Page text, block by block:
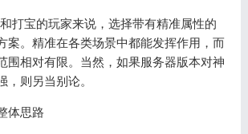
宝的玩家来说，选择带有精准属性的
案。精准在各类场景中都能发挥作用，而
围相对有限。当然，如果服务器版本对神
，则另当别论。
思路